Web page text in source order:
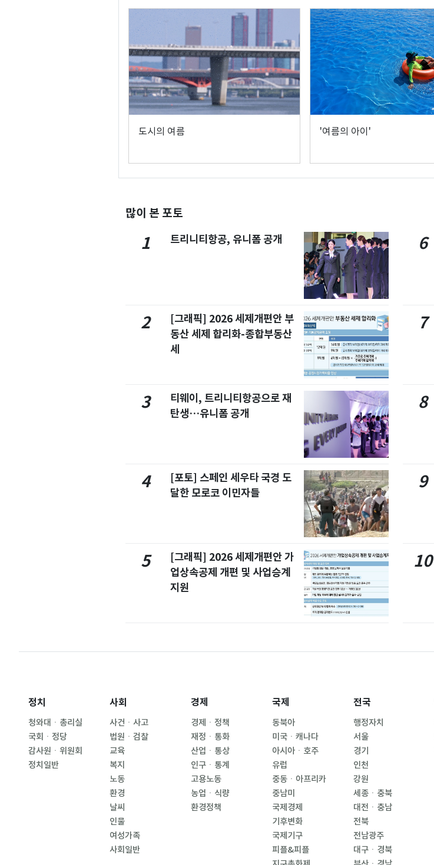
도시의 여름 '여름의 아이'
많이 본 포토
1 트리니티항공, 유니폼 공개
2
[그래픽] 2026 세제개편안 부
동산 세제 합리화-종합부동산
세
3
티웨이, 트리니티항공으로 재
탄생…유니폼 공개
4
[포토] 스페인 세우타 국경 도
달한 모로코 이민자들
5
[그래픽] 2026 세제개편안 가
업상속공제 개편 및 사업승계
지원
6
7
8
9
10
정치
청와대ㆍ총리실
국회ㆍ정당
감사원ㆍ위원회
정치일반
사회
사건ㆍ사고
법원ㆍ검찰
교육
복지
노동
환경
날씨
인물
여성가족
사회일반
경제
경제ㆍ정책
재정ㆍ통화
산업ㆍ통상
인구ㆍ통계
고용노동
농업ㆍ식량
환경정책
국제
동북아
미국ㆍ캐나다
아시아ㆍ호주
유럽
중동ㆍ아프리카
중남미
국제경제
기후변화
국제기구
피플&피플
전국
행정자치
서울
경기
인천
강원
세종ㆍ충북
대전ㆍ충남
전북
전남광주
대구ㆍ경북